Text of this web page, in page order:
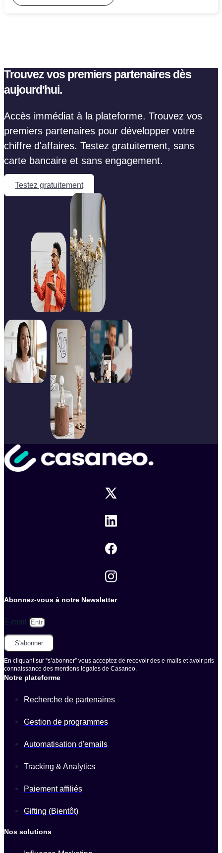
Trouvez vos premiers partenaires dès
aujourd'hui.
Accès immédiat à la plateforme. Trouvez vos
premiers partenaires pour développer votre
chiffre d'affaires. Testez gratuitement, sans
carte bancaire et sans engagement.
Testez gratuitement
Abonnez-vous à notre Newsletter
E-mail
S'abonner
En cliquant sur “s’abonner” vous acceptez de recevoir des e-mails et avoir pris
connaissance des mentions légales de Casaneo.
Notre plateforme
Recherche de partenaires
Gestion de programmes
Automatisation d'emails
Tracking & Analytics
Paiement affiliés
Gifting (Bientôt)
Nos solutions